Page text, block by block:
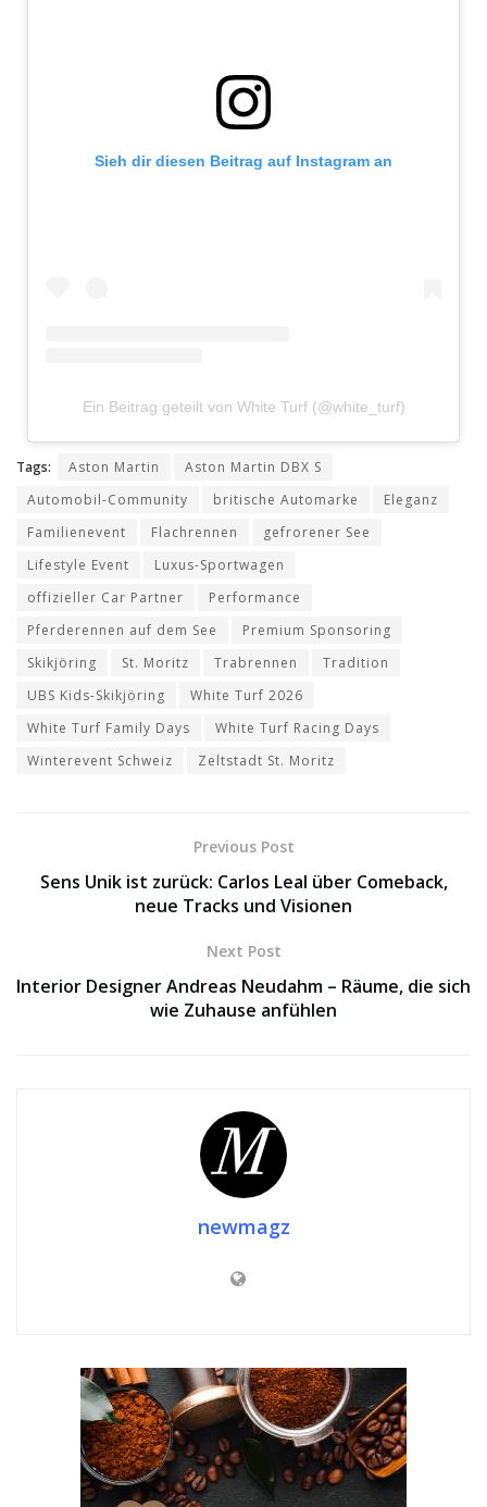
Sieh dir diesen Beitrag auf Instagram an
Ein Beitrag geteilt von White Turf (@white_turf)
Tags: Aston Martin
Aston Martin DBX S
Automobil-Community
britische Automarke
Eleganz
Familienevent
Flachrennen
gefrorener See
Lifestyle Event
Luxus-Sportwagen
offizieller Car Partner
Performance
Pferderennen auf dem See
Premium Sponsoring
Skikjöring
St. Moritz Trabrennen
Tradition
UBS Kids-Skikjöring
White Turf 2026
White Turf Family Days
White Turf Racing Days
Winterevent Schweiz
Zeltstadt St. Moritz
Previous Post
Sens Unik ist zurück: Carlos Leal über Comeback,
neue Tracks und Visionen
Next Post
Interior Designer Andreas Neudahm – Räume, die sich
wie Zuhause anfühlen
newmagz